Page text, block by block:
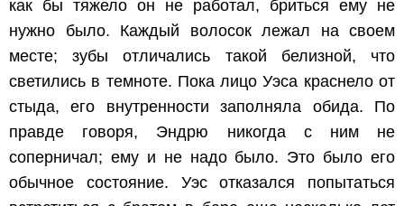
как бы тяжело он не работал, бриться ему не
нужно было. Каждый волосок лежал на своем
месте; зубы отличались такой белизной, что
светились в темноте. Пока лицо Уэса краснело от
стыда, его внутренности заполняла обида. По
правде говоря, Эндрю никогда с ним не
соперничал; ему и не надо было. Это было его
обычное состояние. Уэс отказался попытаться